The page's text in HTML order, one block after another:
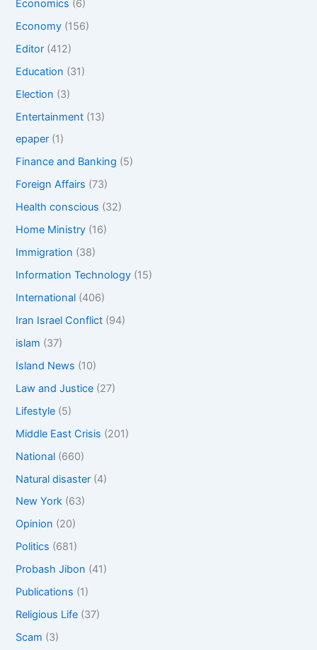
Economics (6)
Economy (156)
Editor (412)
Education (31)
Election (3)
Entertainment (13)
epaper (1)
Finance and Banking (5)
Foreign Affairs (73)
Health conscious (32)
Home Ministry (16)
Immigration (38)
Information Technology (15)
International (406)
Iran Israel Conflict (94)
islam (37)
Island News (10)
Law and Justice (27)
Lifestyle (5)
Middle East Crisis (201)
National (660)
Natural disaster (4)
New York (63)
Opinion (20)
Politics (681)
Probash Jibon (41)
Publications (1)
Religious Life (37)
Scam (3)